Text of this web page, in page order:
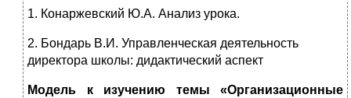
1. Конаржевский Ю.А. Анализ урока.
2. Бондарь В.И. Управленческая деятельность
директора школы: дидактический аспект
Модель к изучению темы
«Организационные